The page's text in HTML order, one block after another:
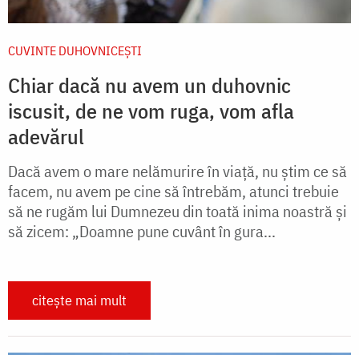
CUVINTE DUHOVNICEȘTI
Chiar dacă nu avem un duhovnic
iscusit, de ne vom ruga, vom afla
adevărul
Dacă avem o mare nelămurire în viață, nu știm ce să
facem, nu avem pe cine să întrebăm, atunci trebuie
să ne rugăm lui Dumnezeu din toată inima noastră și
să zicem: „Doamne pune cuvânt în gura...
citește mai mult